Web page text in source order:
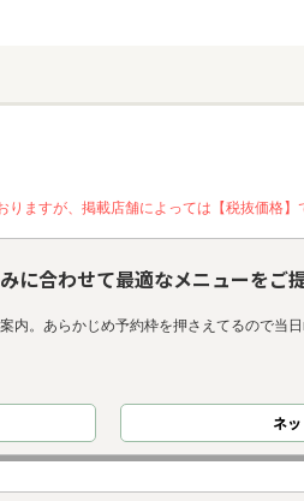
ますが、掲載店舗によっては【税抜価格
に合わせて最適なメニューをご
内。あらかじめ予約枠を押さえてるので当
ネ